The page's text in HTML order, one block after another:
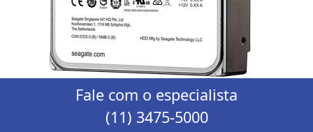
Fale com o especialista
(11) 3475-5000